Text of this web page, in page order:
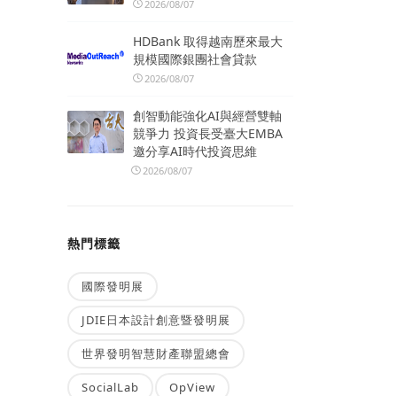
2026/08/07
HDBank 取得越南歷來最大
規模國際銀團社會貸款
2026/08/07
創智動能強化AI與經營雙軸
競爭力 投資長受臺大EMBA
邀分享AI時代投資思維
2026/08/07
熱門標籤
國際發明展
JDIE日本設計創意暨發明展
世界發明智慧財產聯盟總會
SocialLab OpView